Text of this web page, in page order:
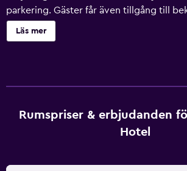
parkering. Gäster får även tillgång till
bröllopstjänster och en bankettsal. Ely
erbjuder 18 rum med hårtork. Dessa
tillgängliga.
Läs mer
Rumspriser & erbjudanden
Hotel